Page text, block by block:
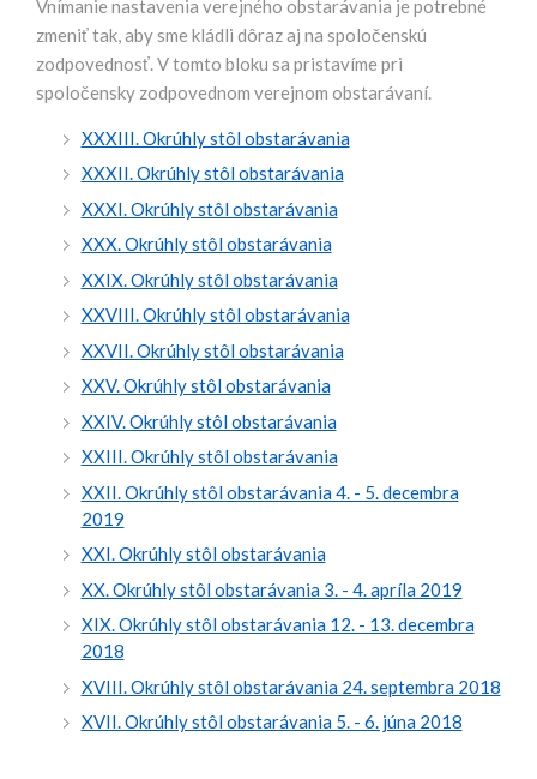
Vnímanie nastavenia verejného obstarávania je potrebné
zmeniť tak, aby sme kládli dôraz aj na spoločenskú
zodpovednosť. V tomto bloku sa pristavíme pri
spoločensky zodpovednom verejnom obstarávaní.
XXXIII. Okrúhly stôl obstarávania
XXXII. Okrúhly stôl obstarávania
XXXI. Okrúhly stôl obstarávania
XXX. Okrúhly stôl obstarávania
XXIX. Okrúhly stôl obstarávania
XXVIII. Okrúhly stôl obstarávania
XXVII. Okrúhly stôl obstarávania
XXV. Okrúhly stôl obstarávania
XXIV. Okrúhly stôl obstarávania
XXIII. Okrúhly stôl obstarávania
XXII. Okrúhly stôl obstarávania 4. - 5. decembra
2019
XXI. Okrúhly stôl obstarávania
XX. Okrúhly stôl obstarávania 3. - 4. apríla 2019
XIX. Okrúhly stôl obstarávania 12. - 13. decembra
2018
XVIII. Okrúhly stôl obstarávania 24. septembra 2018
XVII. Okrúhly stôl obstarávania 5. - 6. júna 2018